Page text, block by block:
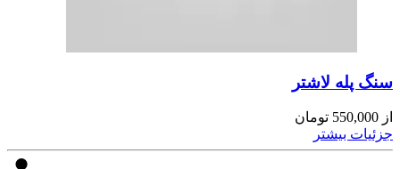
سنگ پله لاشتر
از 550,000 تومان
جزئیات بیشتر